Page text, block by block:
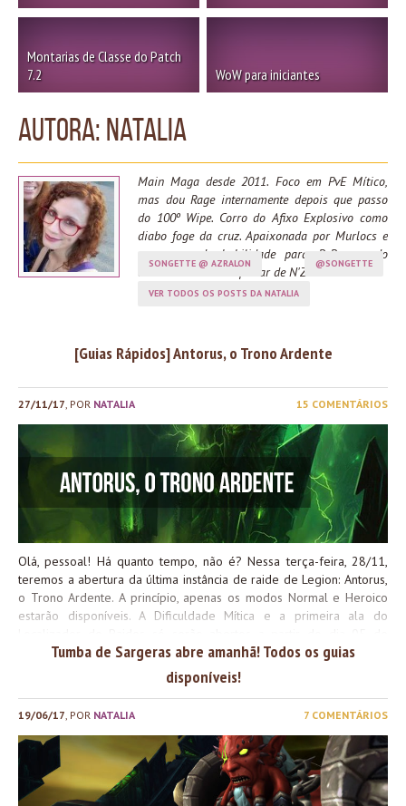
Montarias de Classe do Patch
7.2
WoW para iniciantes
Autora: Natalia
Main Maga desde 2011. Foco em PvE Mítico,
mas dou Rage internamente depois que passo
do 100º Wipe. Corro do Afixo Explosivo como
diabo foge da cruz. Apaixonada por Murlocs e
com zero de habilidade para PvP, aguardo
ansiosamente o despertar de N'Zoth.
SONGETTE @ AZRALON @SONGETTE
VER TODOS OS POSTS DA NATALIA
[Guias Rápidos] Antorus, o Trono Ardente
27/11/17, POR NATALIA 15 COMENTÁRIOS
Olá, pessoal! Há quanto tempo, não é? Nessa terça-feira, 28/11,
teremos a abertura da última instância de raide de Legion: Antorus,
o Trono Ardente. A princípio, apenas os modos Normal e Heroico
estarão disponíveis. A Dificuldade Mítica e a primeira ala do
Dezembro. Devido a uma série de problemas na vida pessoal,
saúde, e algumas mudanças que aconteceram na vida, eu tinha
tomado a decisão de não produzir mais guias de raide. Eu não teria
o tempo necessário para poder produzir os guias com a qualidade
que eu prezo. Porém, eu sei que muitos de vocês aguardam esse
conteúdo para auxiliar na progressão, então eu decidi optar por
Guias Rápidos. Neles, você vai encontrar a estratégia resumida da
luta para o modo Normal e Heroico. Se você tiver dúvidas ou
quiser trocar figurinhas sobre a estratégia, você pode...
Tumba de Sargeras abre amanhã! Todos os guias
disponíveis!
19/06/17 , POR NATALIA 7 COMENTÁRIOS